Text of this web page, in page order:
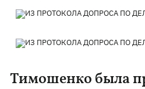
Тимошенко была